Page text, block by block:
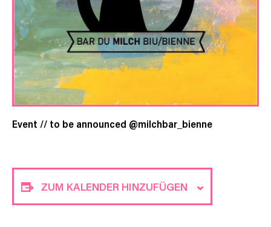
Event // to be announced @milchbar_bienne
ZUM KALENDER HINZUFÜGEN